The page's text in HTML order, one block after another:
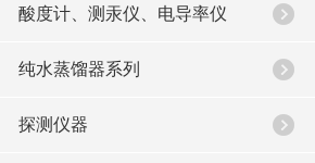
酸度计、测汞仪、电导率仪
纯水蒸馏器系列
探测仪器